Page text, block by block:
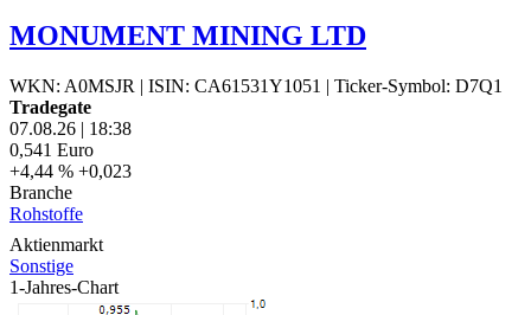
MONUMENT MINING LTD
WKN: A0MSJR | ISIN: CA61531Y1051 | Ticker-Symbol: D7Q1
Tradegate
07.08.26 | 18:38
0,541 Euro
+4,44 % +0,023
Branche
Rohstoffe
Aktienmarkt
Sonstige
1-Jahres-Chart